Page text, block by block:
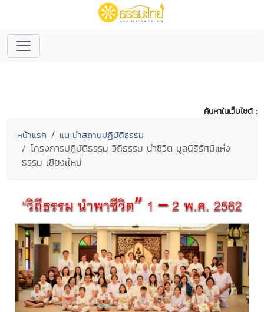
ค้นหาในเว็บไซต์ :
หน้าแรก แนะนำสถานปฏิบัติธรรม
โครงการปฏิบัติธรรม วิถีธรรม นำชีวิต มูลนิธิรัศมีแห่ง
ธรรม เชียงเใหม่